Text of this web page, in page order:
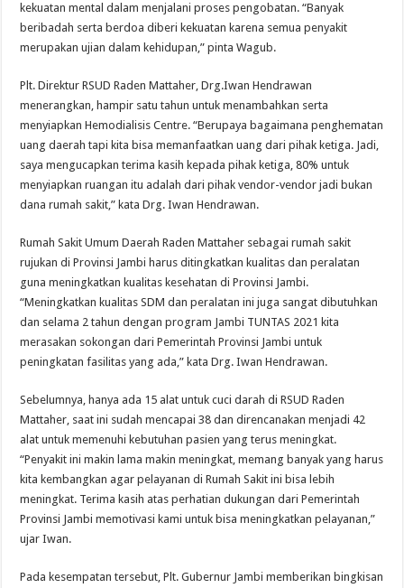
kekuatan mental dalam menjalani proses pengobatan. “Banyak
beribadah serta berdoa diberi kekuatan karena semua penyakit
merupakan ujian dalam kehidupan,” pinta Wagub.
Plt. Direktur RSUD Raden Mattaher, Drg.Iwan Hendrawan
menerangkan, hampir satu tahun untuk menambahkan serta
menyiapkan Hemodialisis Centre. “Berupaya bagaimana penghematan
uang daerah tapi kita bisa memanfaatkan uang dari pihak ketiga. Jadi,
saya mengucapkan terima kasih kepada pihak ketiga, 80% untuk
menyiapkan ruangan itu adalah dari pihak vendor-vendor jadi bukan
dana rumah sakit,” kata Drg. Iwan Hendrawan.
Rumah Sakit Umum Daerah Raden Mattaher sebagai rumah sakit
rujukan di Provinsi Jambi harus ditingkatkan kualitas dan peralatan
guna meningkatkan kualitas kesehatan di Provinsi Jambi.
“Meningkatkan kualitas SDM dan peralatan ini juga sangat dibutuhkan
dan selama 2 tahun dengan program Jambi TUNTAS 2021 kita
merasakan sokongan dari Pemerintah Provinsi Jambi untuk
peningkatan fasilitas yang ada,” kata Drg. Iwan Hendrawan.
Sebelumnya, hanya ada 15 alat untuk cuci darah di RSUD Raden
Mattaher, saat ini sudah mencapai 38 dan direncanakan menjadi 42
alat untuk memenuhi kebutuhan pasien yang terus meningkat.
“Penyakit ini makin lama makin meningkat, memang banyak yang harus
kita kembangkan agar pelayanan di Rumah Sakit ini bisa lebih
meningkat. Terima kasih atas perhatian dukungan dari Pemerintah
Provinsi Jambi memotivasi kami untuk bisa meningkatkan pelayanan,”
ujar Iwan.
Pada kesempatan tersebut, Plt. Gubernur Jambi memberikan bingkisan